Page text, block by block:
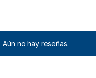
Aún no hay reseñas.